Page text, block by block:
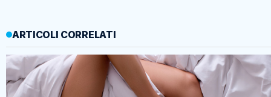
ARTICOLI CORRELATI